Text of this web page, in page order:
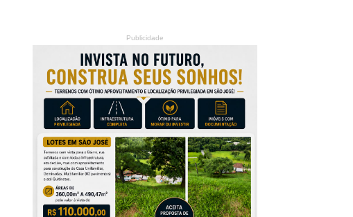
Publicidade